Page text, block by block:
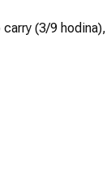
(3/9 hodina),